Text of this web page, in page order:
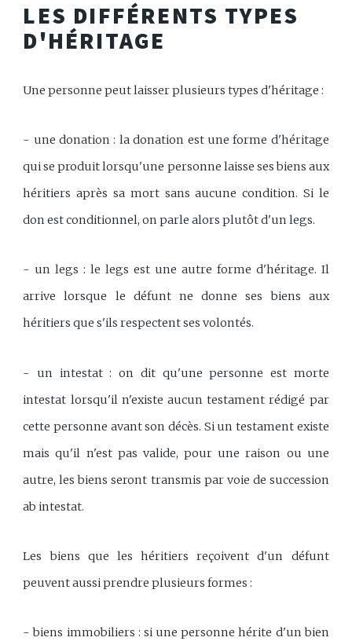
LES DIFFÉRENTS TYPES
D'HÉRITAGE
Une personne peut laisser plusieurs types d'héritage :
- une donation : la donation est une forme d'héritage
qui se produit lorsqu'une personne laisse ses biens aux
héritiers après sa mort sans aucune condition. Si le
don est conditionnel, on parle alors plutôt d'un legs.
- un legs : le legs est une autre forme d'héritage. Il
arrive lorsque le défunt ne donne ses biens aux
héritiers que s'ils respectent ses volontés.
- un intestat : on dit qu'une personne est morte
intestat lorsqu'il n'existe aucun testament rédigé par
cette personne avant son décès. Si un testament existe
mais qu'il n'est pas valide, pour une raison ou une
autre, les biens seront transmis par voie de succession
ab intestat.
Les biens que les héritiers reçoivent d'un défunt
peuvent aussi prendre plusieurs formes :
- biens immobiliers : si une personne hérite d'un bien